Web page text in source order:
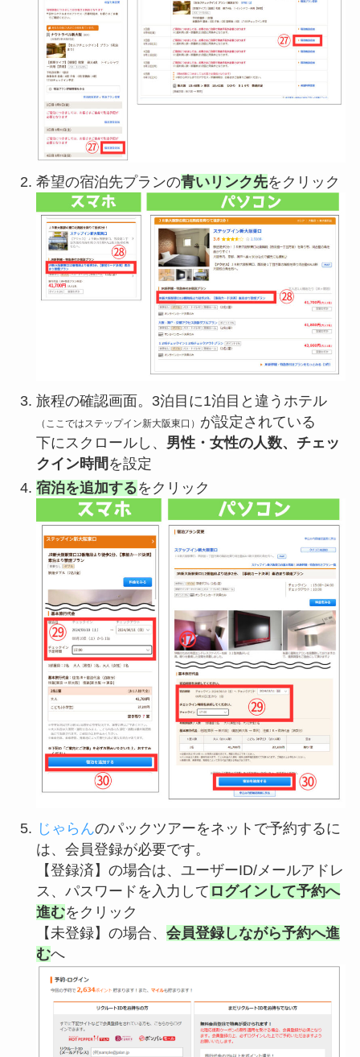
希望の宿泊先プランの青いリンク先をクリック
旅程の確認画面。3泊目に1泊目と違うホテル
（ここではステップイン新大阪東口） が設定されている
下にスクロールし、 男性・女性の人数、チェッ
クイン時間 を設定
宿泊を追加するをクリック
じゃらんのパックツアーをネットで予約するに
は、会員登録が必要です。
【登録済】の場合は、ユーザーID/メールアドレ
ス、パスワードを入力して ログインして予約へ
進むをクリック
【未登録】の場合、 会員登録しながら予約へ進
むへ